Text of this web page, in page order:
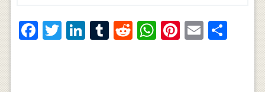
Facebook
Twitter
LinkedIn
Tumblr
RedditWhatsApp
Pinterest
Email